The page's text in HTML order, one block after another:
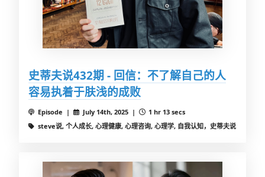
史蒂夫说432期 - 回信：不了解自己的人
容易执着于肤浅的成败
Episode | July 14th, 2025 |
1 hr 13 secs
steve说, 个人成长, 心理健康, 心理咨询, 心理学, 自我认知，史蒂夫说